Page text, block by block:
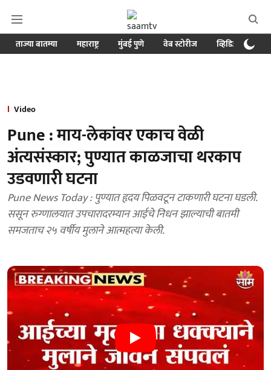
ताज्या बातम्या महाराष्ट्र मुंबई पुणे वेब स्टोरीज व्हिडिओ
Video
Pune : माय-लेकांवर एकाच वेळी
अंत्यसंस्कार; पुण्यात काळजाचा थरकाप
उडवणारी घटना
Pune News Today : पुण्यात हृदय पिळवटून टाकणारी घटना घडली.
ससून रुग्णालयात उपचारादरम्यान आईचे निधन झाल्याची बातमी
समजताच २५ वर्षीय मुलाने आत्महत्या केली.